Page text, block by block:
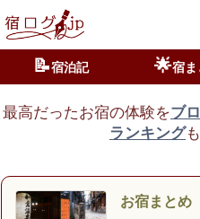
📝宿泊記 🌟宿
最高だったお宿の体験をブ
ランキング
お宿まとめ